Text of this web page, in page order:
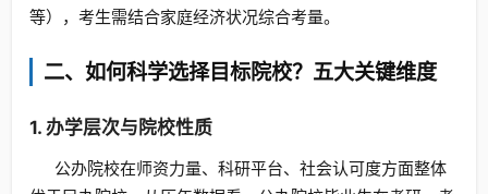
等），考生需结合家庭经济状况综合考量。
二、如何科学选择目标院校？五大关键维度
1. 办学层次与院校性质
公办院校在师资力量、科研平台、社会认可度方面整体